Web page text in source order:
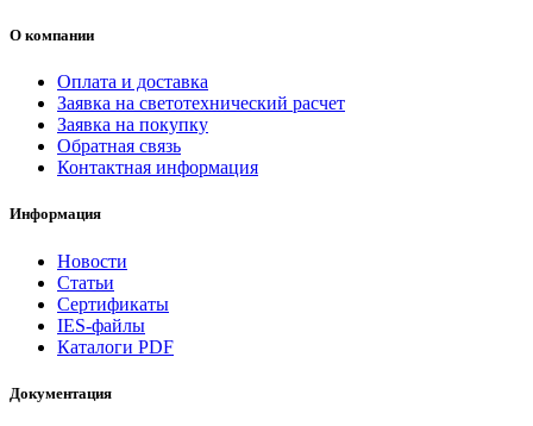
О компании
Оплата и доставка
Заявка на светотехнический расчет
Заявка на покупку
Обратная связь
Контактная информация
Информация
Новости
Статьи
Сертификаты
IES-файлы
Каталоги PDF
Документация